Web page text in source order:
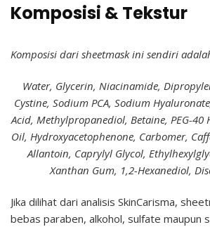
Komposisi & Tekstur
Komposisi dari sheetmask ini sendiri
Water, Glycerin, Niacinamide,
Cystine, Sodium PCA, Sodium
Acid, Methylpropanediol, Betaine, PEG-40
Oil, Hydroxyacetophenone, Carbomer,
Allantoin, Caprylyl Glycol,
Xanthan Gum, 1,2-Hexanediol,
Jika dilihat dari analisis SkinCarisma,
bebas paraben, alkohol, sulfate maupun